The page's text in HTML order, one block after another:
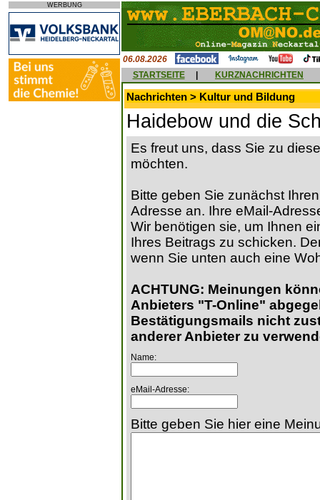
WERBUNG
06.08.2026
STARTSEITE
KURZNACHRICHTEN
Nachrichten > Kultur und Bildung
Haidebow und die
Es freut uns, dass Sie zu
möchten.
Bitte geben Sie zunächst
Adresse an. Ihre eMail-
Wir benötigen sie, um Ihnen
Ihres Beitrags zu schicken.
wenn Sie unten auch eine
ACHTUNG: Meinungen
Anbieters "T-Online"
Bestätigungsmails nicht
anderer Anbieter zu
Name:
eMail-Adresse:
Bitte geben Sie hier eine